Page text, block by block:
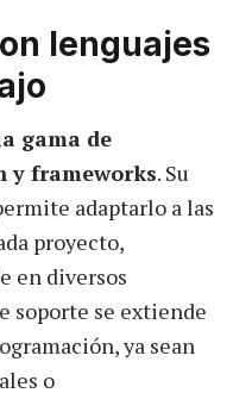
lenguajes
gama de
y frameworks. Su
adaptarlo a las
proyecto,
en diversos
soporte se extiende
ya sean
o